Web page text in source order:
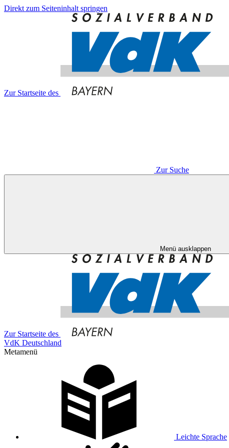
Direkt zum Seiteninhalt springen
Zur Startseite des
Zur Suche
Menü ausklappen
Zur Startseite des
VdK Deutschland
Metamenü
Leichte Sprache